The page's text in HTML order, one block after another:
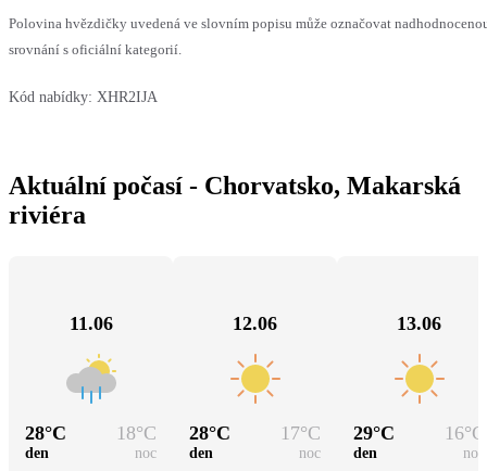
Polovina hvězdičky uvedená ve slovním popisu může označovat
srovnání s oficiální kategorií.
Kód nabídky: XHR2IJA
Aktuální počasí - Chorvatsko, Makarská
riviéra
11.06
28°C 18°C
den noc
12.06
28°C 17°C
den noc
13.06
29°C 16°C
den noc